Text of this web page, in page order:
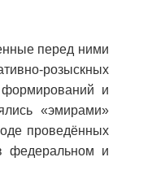
перед ними
розыскных
и
«эмирами»
проведённых
федеральном и